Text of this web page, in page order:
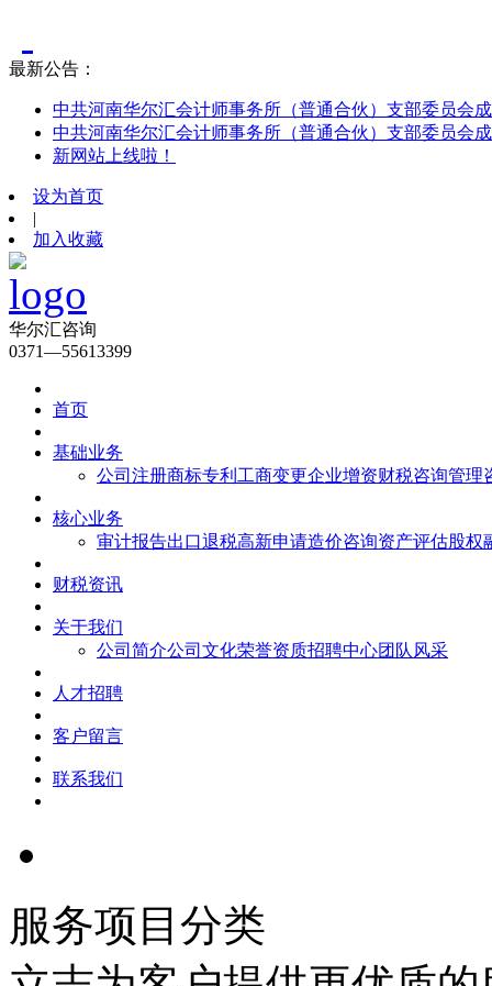
最新公告：
中共河南华尔汇会计师事务所（普通合伙）支部委员会
中共河南华尔汇会计师事务所（普通合伙）支部委员会
新网站上线啦！
设为首页
|
加入收藏
华尔汇咨询
0371—55613399
首页
基础业务
公司注册商标专利 工商变更企业增资财税咨询管理
核心业务
审计报告出口退税高新申请造价咨询资产评估股权
财税资讯
关于我们
公司简介公司文化荣誉资质招聘中心团队风采
人才招聘
客户留言
联系我们
服务项目分类